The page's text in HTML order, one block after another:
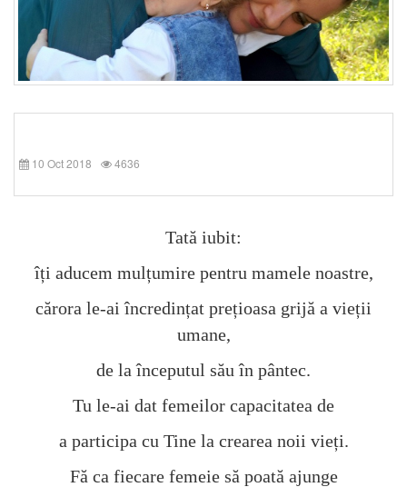
10 Oct 2018 4636
Tată iubit:
îți aducem mulțumire pentru mamele noastre,
cărora le-ai încredințat prețioasa grijă a vieții
umane,
de la începutul său în pântec.
Tu le-ai dat femeilor capacitatea de
a participa cu Tine la crearea noii vieți.
Fă ca fiecare femeie să poată ajunge